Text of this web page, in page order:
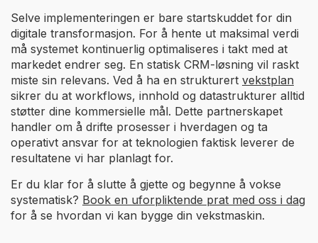
Selve implementeringen er bare startskuddet for din
digitale transformasjon. For å hente ut maksimal verdi
må systemet kontinuerlig optimaliseres i takt med at
markedet endrer seg. En statisk CRM-løsning vil raskt
miste sin relevans. Ved å ha en strukturert vekstplan
sikrer du at workflows, innhold og datastrukturer alltid
støtter dine kommersielle mål. Dette partnerskapet
handler om å drifte prosesser i hverdagen og ta
operativt ansvar for at teknologien faktisk leverer de
resultatene vi har planlagt for.
Er du klar for å slutte å gjette og begynne å vokse
systematisk? Book en uforpliktende prat med oss i dag
for å se hvordan vi kan bygge din vekstmaskin.